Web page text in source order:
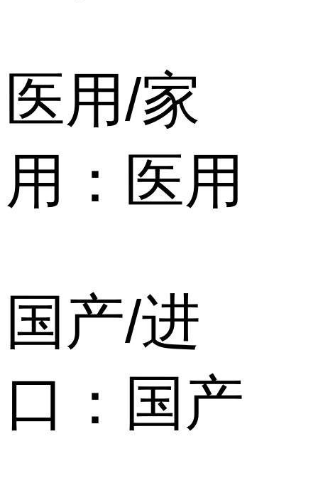
医用/家
用：医用
国产/进
口：国产